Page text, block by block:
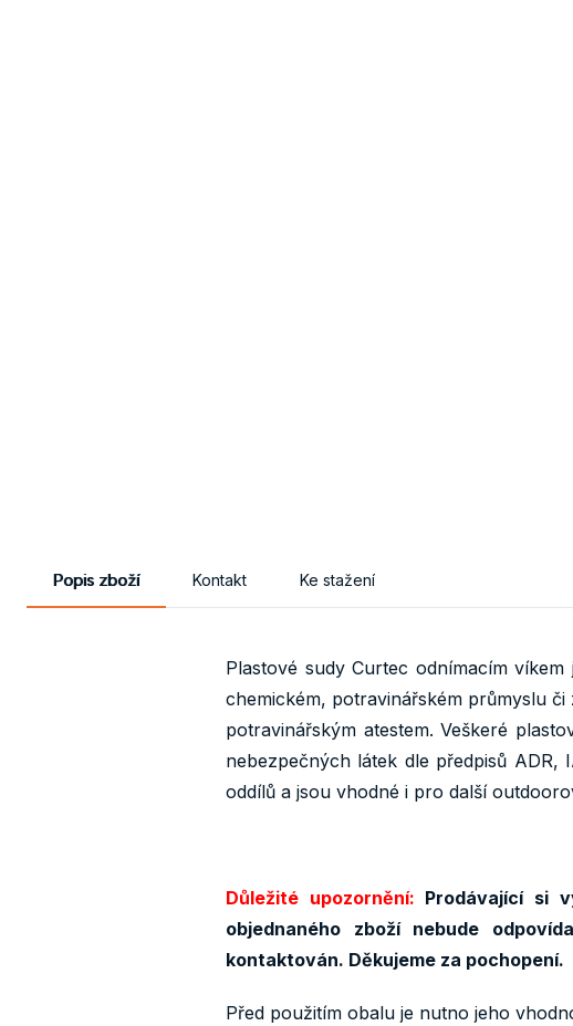
Popis zboží Kontakt Ke stažení
Plastové sudy Curtec odnímacím
chemickém, potravinářském průmyslu
potravinářským atestem. Veškeré
nebezpečných látek dle předpisů
oddílů a jsou vhodné i pro další
Důležité upozornění: Prodávající si
objednaného zboží nebude
kontaktován. Děkujeme za pochopení.
Před použitím obalu je nutno jeho